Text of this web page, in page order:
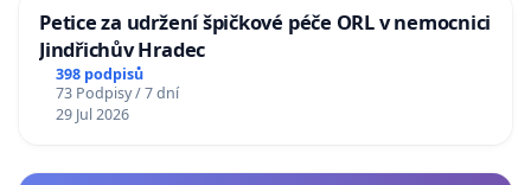
Petice za udržení špičkové péče ORL v nemocnici
Jindřichův Hradec
398 podpisů
73 Podpisy / 7 dní
29 Jul 2026